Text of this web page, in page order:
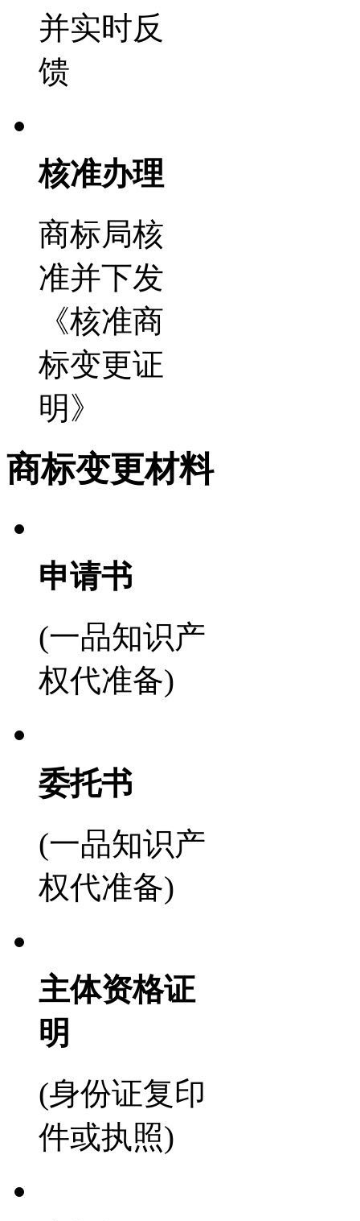
并实时反
馈
核准办理
商标局核
准并下发
《核准商
标变更证
明》
商标变更材料
申请书
(一品知识产
权代准备)
委托书
(一品知识产
权代准备)
主体资格证
明
(身份证复印
件或执照)